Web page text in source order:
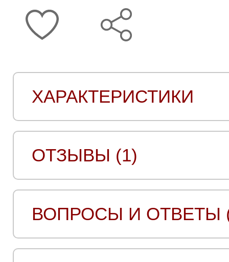
ХАРАКТЕРИСТИКИ
ОТЗЫВЫ (1)
ВОПРОСЫ И ОТВЕТЫ